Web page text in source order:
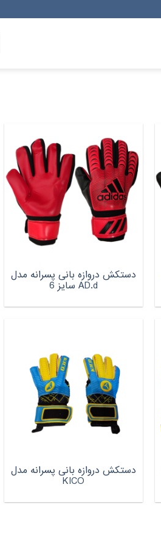
دستکش دروازه بانی پسرانه مدل
AD.d سایز 6
دستکش دروازه بانی پسرانه مدل
KICO